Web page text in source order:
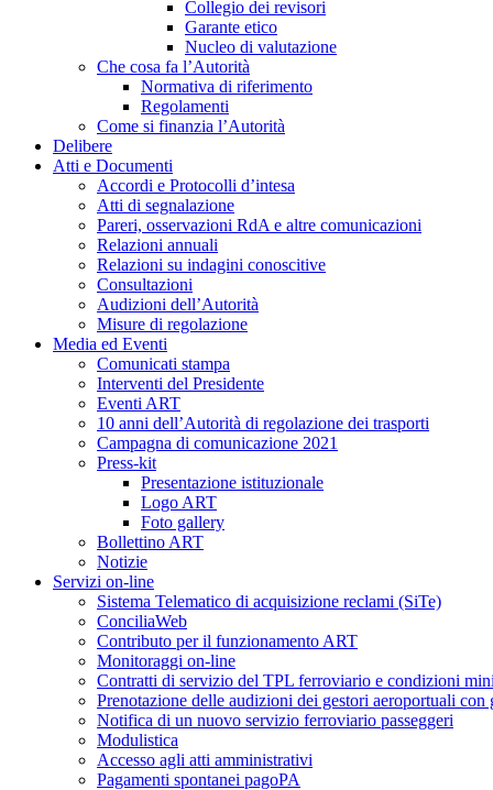
Collegio dei revisori
Garante etico
Nucleo di valutazione
Che cosa fa l’Autorità
Normativa di riferimento
Regolamenti
Come si finanzia l’Autorità
Delibere
Atti e Documenti
Accordi e Protocolli d’intesa
Atti di segnalazione
Pareri, osservazioni RdA e altre comunicazioni
Relazioni annuali
Relazioni su indagini conoscitive
Consultazioni
Audizioni dell’Autorità
Misure di regolazione
Media ed Eventi
Comunicati stampa
Interventi del Presidente
Eventi ART
10 anni dell’Autorità di regolazione dei trasporti
Campagna di comunicazione 2021
Press-kit
Presentazione istituzionale
Logo ART
Foto gallery
Bollettino ART
Notizie
Servizi on-line
Sistema Telematico di acquisizione reclami (SiTe)
ConciliaWeb
Contributo per il funzionamento ART
Monitoraggi on-line
Contratti di servizio del TPL ferroviario e condizioni
Prenotazione delle audizioni dei gestori aeroportuali con
Notifica di un nuovo servizio ferroviario passeggeri
Modulistica
Accesso agli atti amministrativi
Pagamenti spontanei pagoPA